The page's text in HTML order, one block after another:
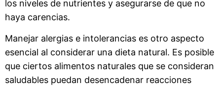
los niveles de nutrientes y asegurarse de que no
haya carencias.
Manejar alergias e intolerancias es otro aspecto
esencial al considerar una dieta natural. Es posible
que ciertos alimentos naturales que se consideran
saludables puedan desencadenar reacciones